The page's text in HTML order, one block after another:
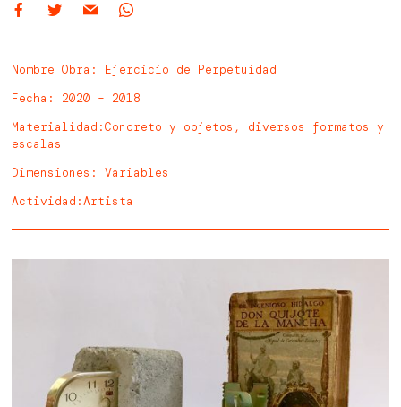
Nombre Obra : Ejercicio de Perpetuidad
Fecha: 2020 – 2018
Materialidad :Concreto y objetos, diversos formatos y
escalas
Dimensiones : Variables
Actividad :Artista